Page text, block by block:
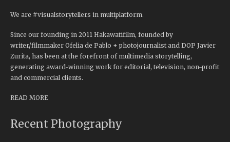
We are #visualstorytellers in multiplatform.
Since our founding in 2011 Hakawatifilm, founded by
writer/filmmaker Ofelia de Pablo + photojournalist and DOP Javier
Zurita, has been at the forefront of multimedia storytelling,
generating award-winning work for editorial, television, non-profit
and commercial clients.
READ MORE
Recent Photography